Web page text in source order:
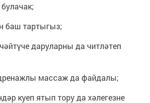
баш тартыгыз;
даруларны да читләтеп
массаж да файдалы;
куеп ятып тору да хәлегезне